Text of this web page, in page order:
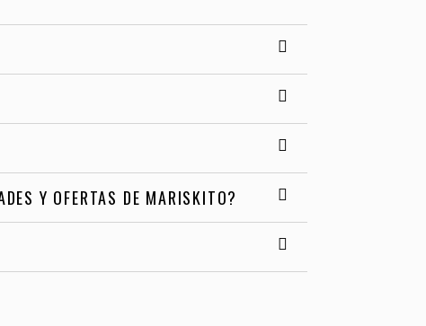
Y OFERTAS DE MARISKITO?